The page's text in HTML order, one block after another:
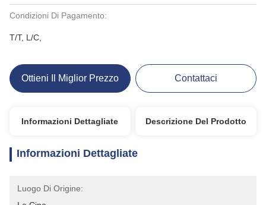
Condizioni Di Pagamento:
T/T, L/C,
Ottieni Il Miglior Prezzo Contattaci
Informazioni Dettagliate Descrizione Del Prodotto
Informazioni Dettagliate
Luogo Di Origine: